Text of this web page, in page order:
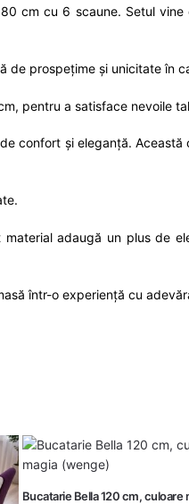
cm cu 6 scaune. Setul vine
de prospețime și unicitate în
pentru a satisface nevoile
confort și eleganță.
adaugă un plus de
într-o experiență cu
Bucatarie Bella 120 cm, culoare